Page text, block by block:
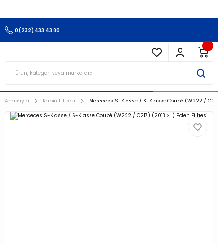
0 (232) 433 43 80
Anasayfa Kabin Filtresi Mercedes S-Klasse / S-Klasse Coupé (W222 /